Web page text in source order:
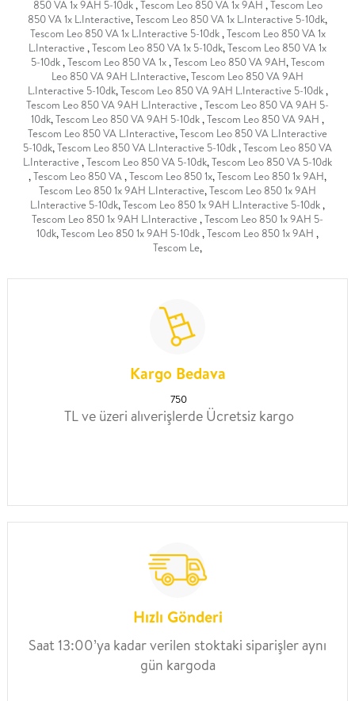
850 VA 1x 9AH 5-10dk,Tescom Leo 850 VA 1x 9AH ,Tescom Leo
850 VA 1x L.Interactive,Tescom Leo 850 VA 1x L.Interactive 5-10dk,
Tescom Leo 850 VA 1x L.Interactive 5-10dk,Tescom Leo 850 VA 1x
L.Interactive,Tescom Leo 850 VA 1x 5-10dk,Tescom Leo 850 VA 1x
5-10dk,Tescom Leo 850 VA 1x,Tescom Leo 850 VA 9AH,Tescom
Leo 850 VA 9AH L.Interactive,Tescom Leo 850 VA 9AH
L.Interactive 5-10dk,Tescom Leo 850 VA 9AH L.Interactive 5-10dk,
Tescom Leo 850 VA 9AH L.Interactive,Tescom Leo 850 VA 9AH 5-
10dk,Tescom Leo 850 VA 9AH 5-10dk,Tescom Leo 850 VA 9AH ,
Tescom Leo 850 VA L.Interactive,Tescom Leo 850 VA L.Interactive
5-10dk,Tescom Leo 850 VA L.Interactive 5-10dk,Tescom Leo 850 VA
L.Interactive,Tescom Leo 850 VA 5-10dk,Tescom Leo 850 VA 5-10dk
,Tescom Leo 850 VA,Tescom Leo 850 1x,Tescom Leo 850 1x 9AH,
Tescom Leo 850 1x 9AH L.Interactive,Tescom Leo 850 1x 9AH
L.Interactive 5-10dk,Tescom Leo 850 1x 9AH L.Interactive 5-10dk,
Tescom Leo 850 1x 9AH L.Interactive,Tescom Leo 850 1x 9AH 5-
10dk,Tescom Leo 850 1x 9AH 5-10dk,Tescom Leo 850 1x 9AH ,
Tescom Le,
Kargo Bedava
750
TL ve üzeri alıverişlerde Ücretsiz kargo
Hızlı Gönderi
Saat 13:00’ya kadar verilen stoktaki siparişler aynı
gün kargoda